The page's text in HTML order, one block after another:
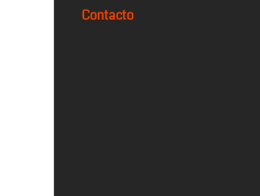
Contacto